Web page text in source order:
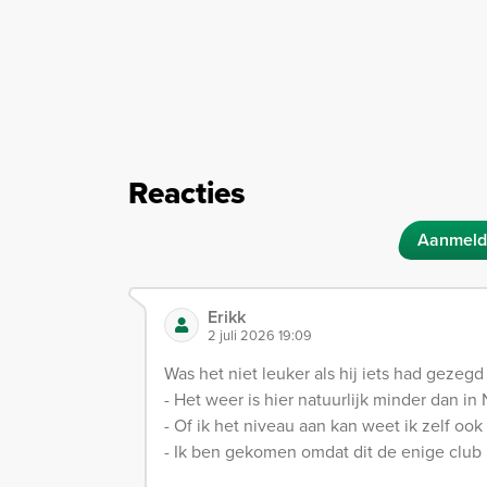
Reacties
Erikk
2 juli 2026 19:09
Was het niet leuker als hij iets had gezegd
- Het weer is hier natuurlijk minder dan in
- Of ik het niveau aan kan weet ik zelf
- Ik ben gekomen omdat dit de enige